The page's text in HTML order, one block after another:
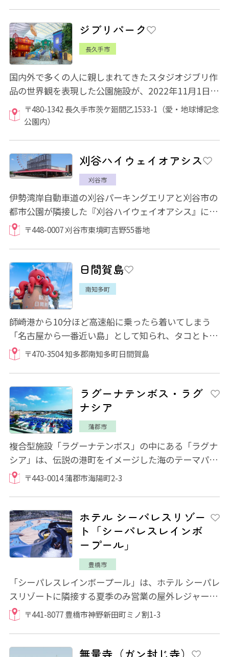
ジブリパーク
長久手市
国内外で多くの人に親しまれてきたスタジオジブリ作
品の世界観を表現した公園施設が、2022年11月1日
「愛・地球博記念公園（モリコロパーク）」内に...
〒480-1342 長久手市茨ケ廻間乙1533-1（愛・地球博記念
公園内）
刈谷ハイウェイオアシス
刈谷市
伊勢湾岸自動車道の刈谷パーキングエリアと刈谷市の
都市公園が隣接した『刈谷ハイウェイオアシス』に
は、人気店舗が軒を連ねる充実のフードコート...
〒448-0007 刈谷市東境町吉野55番地
日間賀島
南知多町
師崎港から10分ほど高速船に乗ったら着いてしまう
「名古屋から一番近い島」として知られ、タコとトラ
フグの名産地として親しまれています。 島内...
〒470-3504 知多郡南知多町日間賀島
ラグーナテンボス・ラグ
ナシア
蒲郡市
複合型施設「ラグーナテンボス」の中にある「ラグナ
シア」は、伝説の港町をイメージした海のテーマパー
ク。1年を通じてアトラクションやエンターテ...
〒443-0014 蒲郡市海陽町2-3
ホテル シーパレスリゾー
ト「シーパレスレインボ
ープール」
豊橋市
「シーパレスレインボープール」は、ホテル シーパレ
スリゾートに隣接する夏季のみ営業の屋外レジャープ
ールです。広々としたスペースに、ウォータ...
〒441-8077 豊橋市神野新田町ミノ割1-3
無量寺（ガン封じ寺）